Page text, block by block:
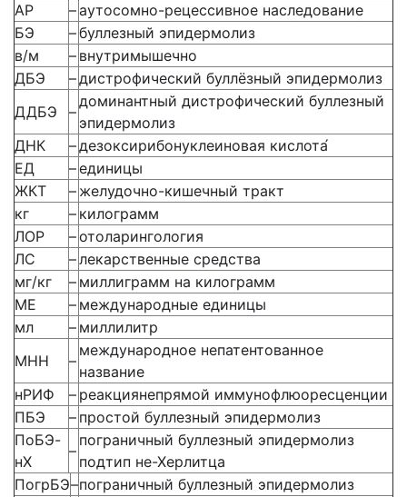
АР
–аутосомно-рецессивное наследование
БЭ
–буллезный эпидермолиз
в/м
– внутримышечно
ДБЭ
–дистрофический буллёзный эпидермолиз
ДДБЭ
–
доминантный дистрофический буллезный
эпидермолиз
ДНК
–дезоксирибонуклеиновая кислота́
ЕД
–единицы
ЖКТ
– желудочно-кишечный тракт
кг
– килограмм
ЛОР
–отоларингология
ЛС
–лекарственные средства
мг/кг
– миллиграмм на килограмм
МЕ
– международные единицы
мл
– миллилитр
МНН
–
международное непатентованное
название
нРИФ
– реакциянепрямой иммунофлюоресценции
ПБЭ
– простой буллезный эпидермолиз
ПоБЭ-
нХ
–
пограничный буллезный эпидермолиз
подтип не-Херлитца
ПогрБЭ–пограничный буллезный эпидермолиз